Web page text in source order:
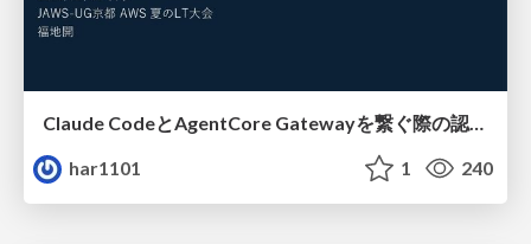
har1101
1 240